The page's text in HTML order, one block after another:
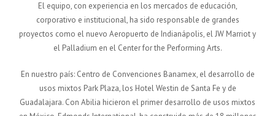
El equipo, con experiencia en los mercados de educación,
corporativo e institucional, ha sido responsable de grandes
proyectos como el nuevo Aeropuerto de Indianápolis, el JW Marriot y
el Palladium en el Center for the Performing Arts.
En nuestro país: Centro de Convenciones Banamex, el desarrollo de
usos mixtos Park Plaza, los Hotel Westin de Santa Fe y de
Guadalajara. Con Abilia hicieron el primer desarrollo de usos mixtos